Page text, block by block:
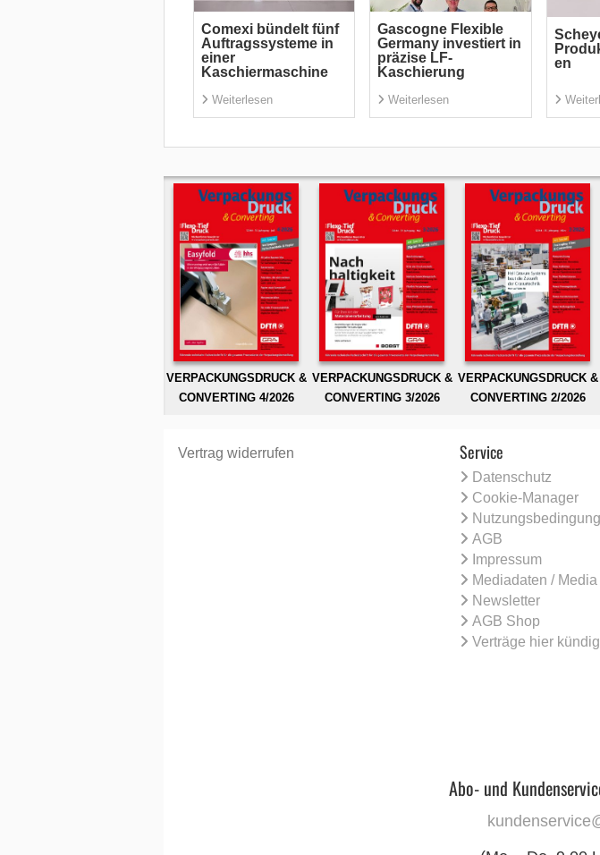
Comexi bündelt fünf
Auftragssysteme in
einer
Kaschiermaschine
Weiterlesen
Gascogne Flexible
Germany investiert in
präzise LF-
Kaschierung
Weiterlesen
en
VERPACKUNGSDRUCK &
CONVERTING 4/2026
VERPACKUNGSDRUCK &
CONVERTING 3/2026
VERPACKUNGSDRUCK &
CONVERTING 2/2026
Vertrag widerrufen Service
Datenschutz
Cookie-Manager
AGB
Impressum
Mediadaten /
Newsletter
AGB Shop
Verträge hier
Abo- und